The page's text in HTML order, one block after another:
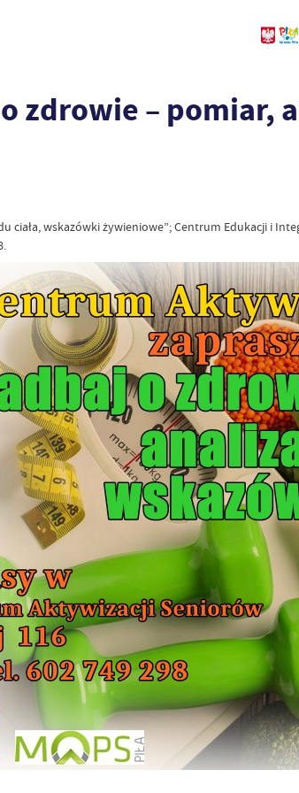
zdrowie – pomiar,
ciała, wskazówki żywieniowe”; Centrum Edukacji i